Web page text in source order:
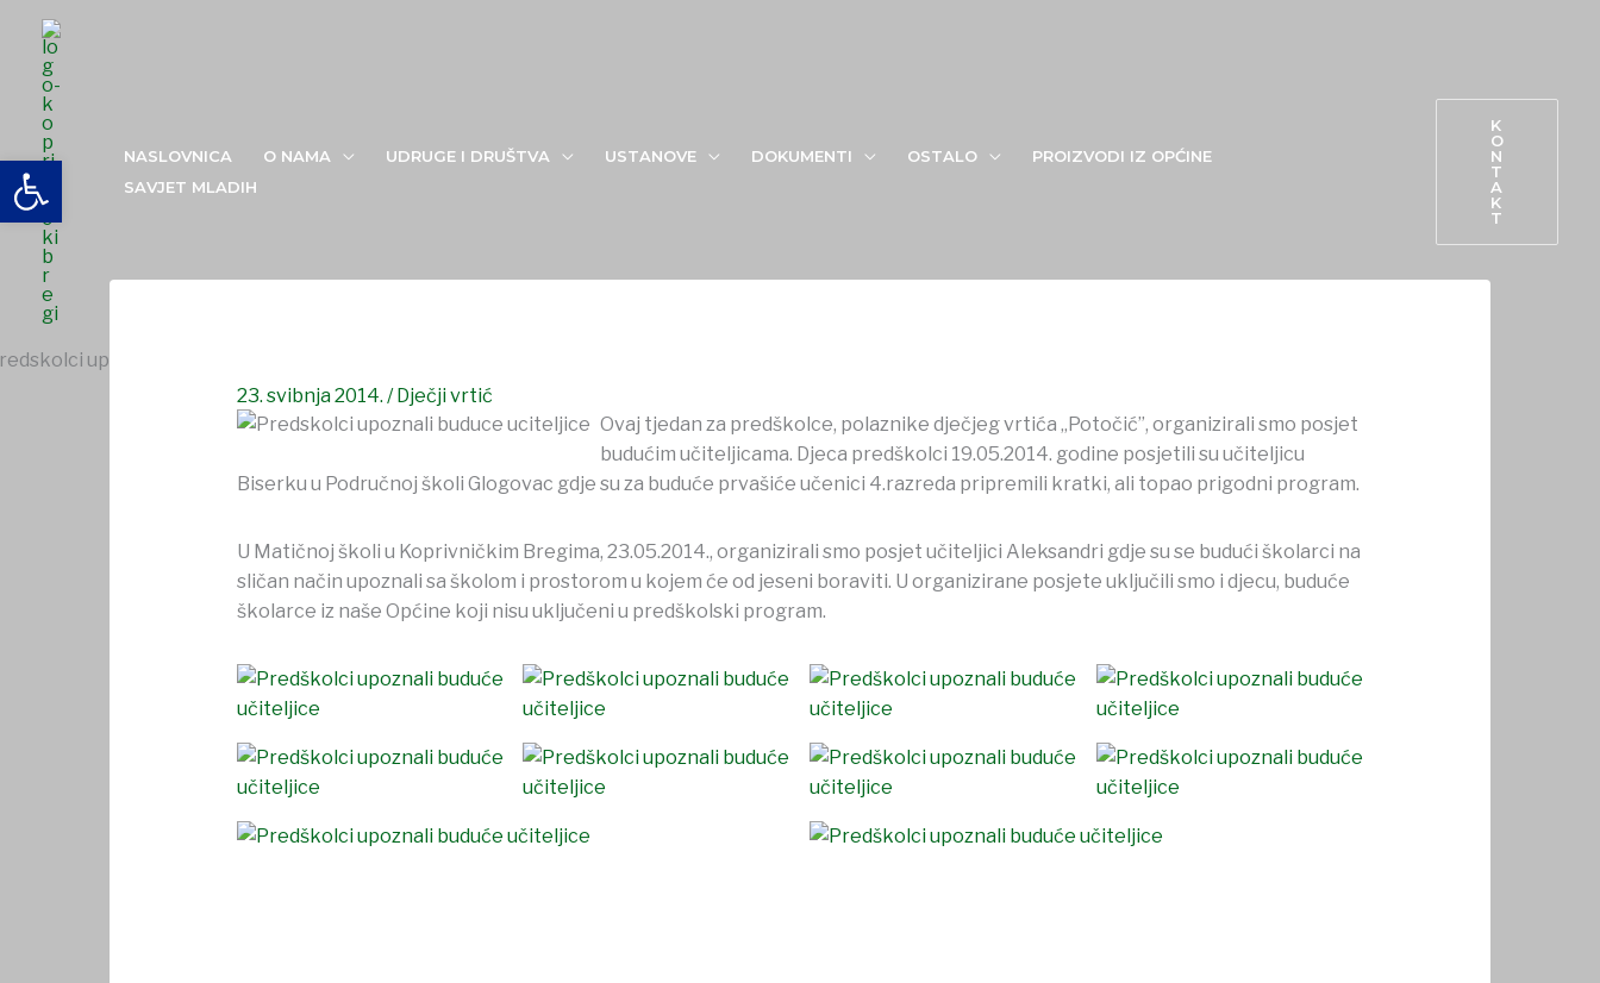
Open toolbar
content
NASLOVNICA O NAMA UDRUGE I DRUŠTVA USTANOVE DOKUMENTI OSTALO
PROIZVODI IZ OPĆINE
SAVJET MLADIH
K
O
N
T
A
K
T
23. svibnja 2014. /Dječji vrtić
Ovaj tjedan za predškolce, polaznike dječjeg vrtića „Potočić”, organizirali smo posjet
budućim učiteljicama. Djeca predškolci 19.05.2014. godine posjetili su učiteljicu
Biserku u Područnoj školi Glogovac gdje su za buduće prvašiće učenici 4.razreda pripremili kratki, ali topao prigodni program.
U Matičnoj školi u Koprivničkim Bregima, 23.05.2014., organizirali smo posjet učiteljici Aleksandri gdje su se budući školarci na
sličan način upoznali sa školom i prostorom u kojem će od jeseni boraviti. U organizirane posjete uključili smo i djecu, buduće
školarce iz naše Općine koji nisu uključeni u predškolski program.